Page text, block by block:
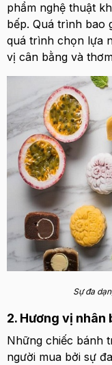
phẩm nghệ thuật
bếp. Quá trình bao
quá trình chọn lựa
vị cân bằng và
Sự đa
2. Hương vị nhân
Những chiếc bánh
người mua bởi sự